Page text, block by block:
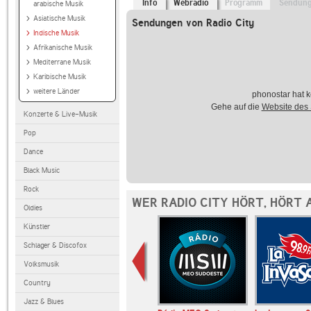
arabische Musik
Asiatische Musik
Indische Musik
Afrikanische Musik
Mediterrane Musik
Karibische Musik
weitere Länder
Konzerte & Live-Musik
Pop
Dance
Black Music
Rock
Oldies
Künstler
Schlager & Discofox
Volksmusik
Country
Jazz & Blues
Info Webradio Programm
Sendungen von Radio City
phonostar hat
Gehe auf die Website des
WER RADIO CITY HÖRT, HÖRT